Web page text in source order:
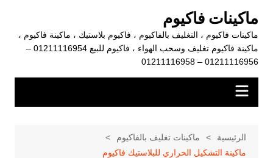
المحتوى
ماكينات فاكيوم
ماكينات فاكيوم ، التغليف بالفاكيوم ، فاكيوم بلاستيك ، ماكينة فاكيوم ،
ماكينة فاكيوم تغليف وسحب الهواء ، فاكيوم للبيع 01211116954 –
01211116956 – 01211116958
الرئيسية
ماكينات تغليف بالفاكيوم
ماكينة التشكيل الحراري للبلاستيك فاكيوم